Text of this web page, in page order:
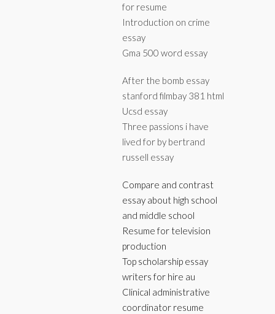
for resume
Introduction on crime
essay
Gma 500 word essay
After the bomb essay
stanford filmbay 381 html
Ucsd essay
Three passions i have
lived for by bertrand
russell essay
Compare and contrast
essay about high school
and middle school
Resume for television
production
Top scholarship essay
writers for hire au
Clinical administrative
coordinator resume